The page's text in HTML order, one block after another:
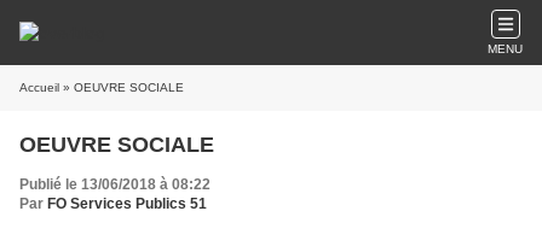
MENU
Accueil » OEUVRE SOCIALE
OEUVRE SOCIALE
Publié le 13/06/2018 à 08:22
Par FO Services Publics 51